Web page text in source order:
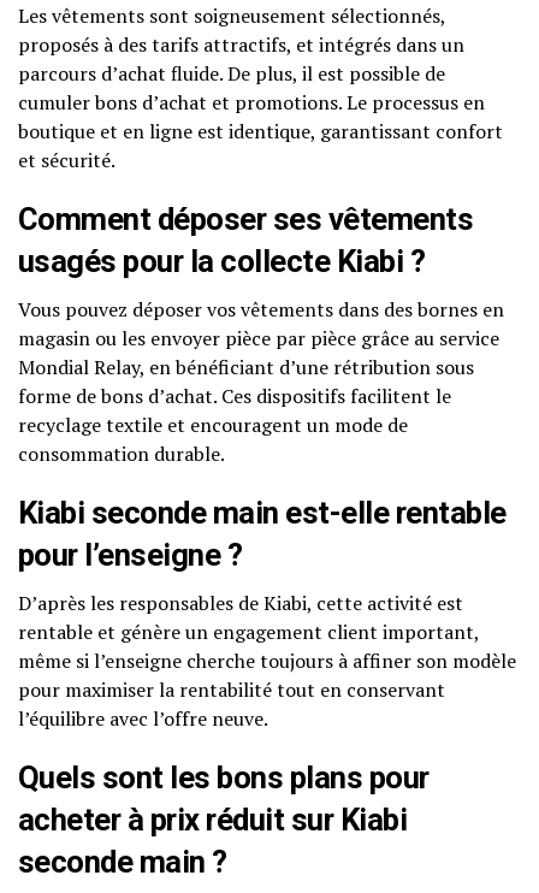
Les vêtements sont soigneusement sélectionnés,
proposés à des tarifs attractifs, et intégrés dans un
parcours d’achat fluide. De plus, il est possible de
cumuler bons d’achat et promotions. Le processus en
boutique et en ligne est identique, garantissant confort
et sécurité.
Comment déposer ses vêtements
usagés pour la collecte Kiabi ?
Vous pouvez déposer vos vêtements dans des bornes en
magasin ou les envoyer pièce par pièce grâce au service
Mondial Relay, en bénéficiant d’une rétribution sous
forme de bons d’achat. Ces dispositifs facilitent le
recyclage textile et encouragent un mode de
consommation durable.
Kiabi seconde main est-elle rentable
pour l’enseigne ?
D’après les responsables de Kiabi, cette activité est
rentable et génère un engagement client important,
même si l’enseigne cherche toujours à affiner son modèle
pour maximiser la rentabilité tout en conservant
l’équilibre avec l’offre neuve.
Quels sont les bons plans pour
acheter à prix réduit sur Kiabi
seconde main ?